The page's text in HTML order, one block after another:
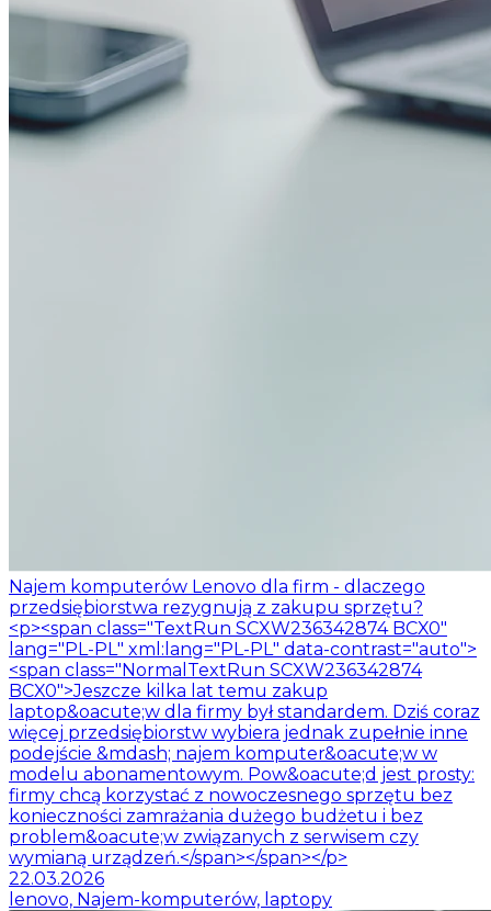
Najem komputerów Lenovo dla firm - dlaczego
przedsiębiorstwa rezygnują z zakupu sprzętu?
<p><span class="TextRun SCXW236342874 BCX0"
lang="PL-PL" xml:lang="PL-PL" data-contrast="auto">
<span class="NormalTextRun SCXW236342874
BCX0">Jeszcze kilka lat temu zakup
laptop&oacute;w dla firmy był standardem. Dziś coraz
więcej przedsiębiorstw wybiera jednak zupełnie inne
podejście &mdash; najem komputer&oacute;w w
modelu abonamentowym. Pow&oacute;d jest prosty:
firmy chcą korzystać z nowoczesnego sprzętu bez
konieczności zamrażania dużego budżetu i bez
problem&oacute;w związanych z serwisem czy
wymianą urządzeń.</span></span></p>
22.03.2026
lenovo, Najem-komputerów, laptopy